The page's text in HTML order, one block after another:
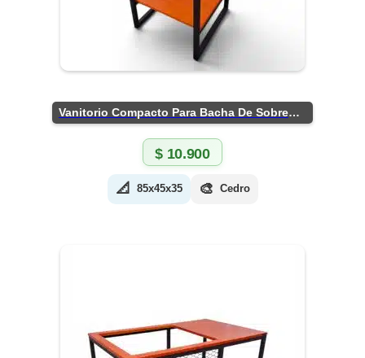
Vanitorio Compacto Para Bacha De Sobreponer
$10.900
📐 85x45x35 🎨 Cedro